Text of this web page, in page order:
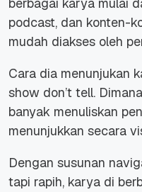
berbagai karya mulai
podcast, dan konten-
mudah diakses oleh
Cara dia menunjukan
show don’t tell. Dimana
banyak menuliskan
menunjukkan secara
Dengan susunan
tapi rapih, karya di